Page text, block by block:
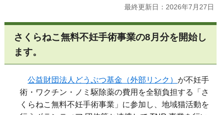
最終更新日：2026年7月27日
さくらねこ無料不妊手術事業の8月分を開始し
ます。
公益財団法人どうぶつ基金（外部リンク） が不妊手
術・ワクチン・ノミ駆除薬の費用を全額負担する「さ
くらねこ無料不妊手術事業」に参加し、地域猫活動を